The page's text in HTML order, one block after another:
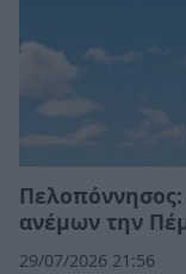
ανέμων την
29/07/2026 21:56